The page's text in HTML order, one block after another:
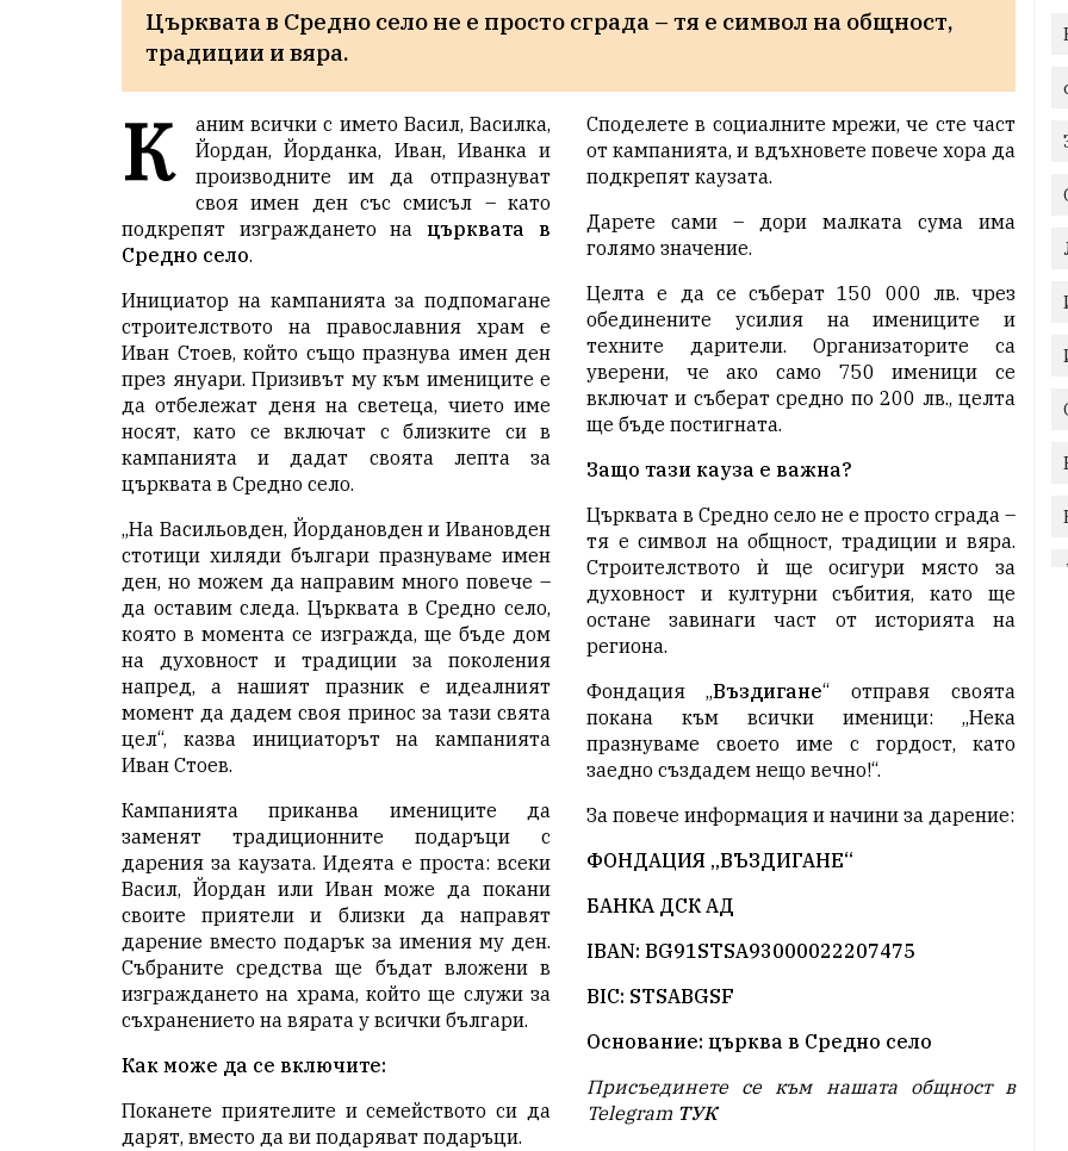
Църквата в Средно село не е просто сграда – тя е символ на общност,
традиции и вяра.
К
аним всички с името Васил, Василка,
Йордан, Йорданка, Иван, Иванка и
производните им да отпразнуват
своя имен ден със смисъл – като
подкрепят изграждането на църквата в
Средно село.
Инициатор на кампанията за подпомагане
строителството на православния храм е
Иван Стоев, който също празнува имен ден
през януари. Призивът му към имениците е
да отбележат деня на светеца, чието име
носят, като се включат с близките си в
кампанията и дадат своята лепта за
църквата в Средно село.
„На Васильовден, Йордановден и Ивановден
стотици хиляди българи празнуваме имен
ден, но можем да направим много повече –
да оставим следа. Църквата в Средно село,
която в момента се изгражда, ще бъде дом
на духовност и традиции за поколения
напред, а нашият празник е идеалният
момент да дадем своя принос за тази свята
цел“, казва инициаторът на кампанията
Иван Стоев.
Кампанията приканва имениците да
заменят традиционните подаръци с
дарения за каузата. Идеята е проста: всеки
Васил, Йордан или Иван може да покани
своите приятели и близки да направят
дарение вместо подарък за имения му ден.
Събраните средства ще бъдат вложени в
изграждането на храма, който ще служи за
съхранението на вярата у всички българи.
Как може да се включите:
Поканете приятелите и семейството си да
дарят, вместо да ви подаряват подаръци.
Споделете в социалните мрежи, че сте част
от кампанията, и вдъхновете повече хора да
подкрепят каузата.
Дарете сами – дори малката сума има
голямо значение.
Целта е да се съберат 150 000 лв. чрез
обединените усилия на имениците и
техните дарители. Организаторите са
уверени, че ако само 750 именици се
включат и съберат средно по 200 лв., целта
ще бъде постигната.
Защо тази кауза е важна?
Църквата в Средно село не е просто сграда –
тя е символ на общност, традиции и вяра.
Строителството ѝ ще осигури място за
духовност и културни събития, като ще
остане завинаги част от историята на
региона.
Фондация „Въздигане“ отправя своята
покана към всички именици: „Нека
празнуваме своето име с гордост, като
заедно създадем нещо вечно!“.
За повече информация и начини за дарение:
ФОНДАЦИЯ „ВЪЗДИГАНЕ“
БАНКА ДСК АД
IBAN: BG91STSA93000022207475
BIC: STSABGSF
Основание: църква в Средно село
Присъединете се към нашата общност в
Telegram ТУК